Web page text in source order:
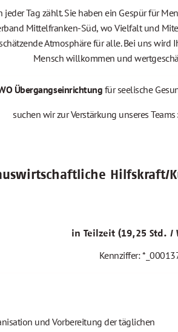
Tag zählt. Sie haben ein Gespür für
Mittelfranken-Süd, wo Vielfalt und
Atmosphäre für alle. Bei uns
Mensch willkommen und
Übergangseinrichtung für seelische
suchen wir zur Verstärkung unseres Teams
Hilfskraft/
in Teilzeit (19,25 Std. /
Kennziffer:
und Vorbereitung der täglichen